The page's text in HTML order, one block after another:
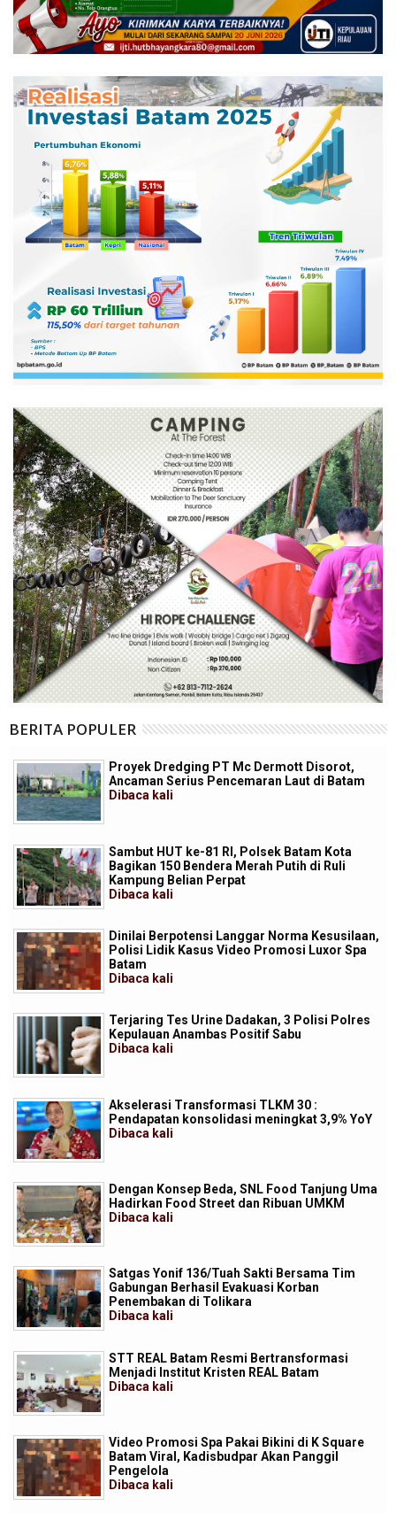
BERITA POPULER
Proyek Dredging PT Mc Dermott Disorot,
Ancaman Serius Pencemaran Laut di Batam
Dibaca kali
Sambut HUT ke-81 RI, Polsek Batam Kota
Bagikan 150 Bendera Merah Putih di Ruli
Kampung Belian Perpat
Dibaca kali
Dinilai Berpotensi Langgar Norma Kesusilaan,
Polisi Lidik Kasus Video Promosi Luxor Spa
Batam
Dibaca kali
Terjaring Tes Urine Dadakan, 3 Polisi Polres
Kepulauan Anambas Positif Sabu
Dibaca kali
Akselerasi Transformasi TLKM 30 :
Pendapatan konsolidasi meningkat 3,9% YoY
Dibaca kali
Dengan Konsep Beda, SNL Food Tanjung Uma
Hadirkan Food Street dan Ribuan UMKM
Dibaca kali
Satgas Yonif 136/Tuah Sakti Bersama Tim
Gabungan Berhasil Evakuasi Korban
Penembakan di Tolikara
Dibaca kali
STT REAL Batam Resmi Bertransformasi
Menjadi Institut Kristen REAL Batam
Dibaca kali
Video Promosi Spa Pakai Bikini di K Square
Batam Viral, Kadisbudpar Akan Panggil
Pengelola
Dibaca kali